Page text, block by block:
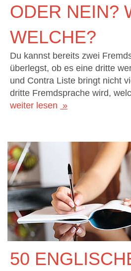
ODER NEIN?
WELCHE?
Du kannst bereits zwei
überlegst, ob es eine dritte
und Contra Liste bringt nicht
dritte Fremdsprache wird,
weiter lesen
50